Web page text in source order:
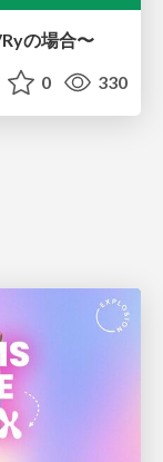
の場合〜
0 330